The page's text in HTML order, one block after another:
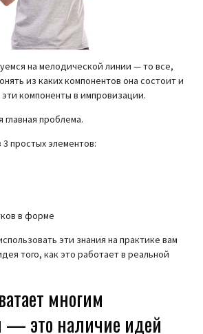
на мелодической линии — то все,
из каких компонентов она состоит и
компоненты в импровизации.
главная проблема.
простых элементов:
в форме
эти знания на практике вам
того, как это работает в реальной
многим
— это наличие идей